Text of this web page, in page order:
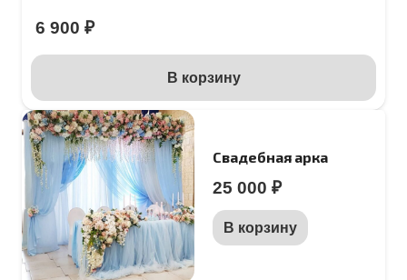
6 900 ₽
В корзину
Свадебная арка
25 000 ₽
В корзину